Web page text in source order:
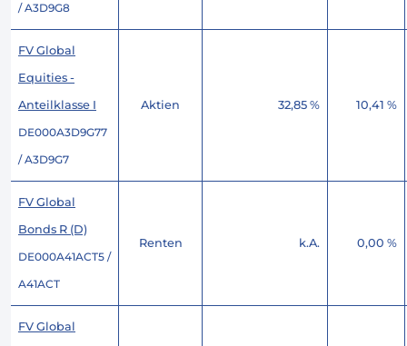
/ A3D9G8
FV Global
Equities -
Anteilklasse I
DE000A3D9G77
/ A3D9G7
Aktien 32,85 % 10,41 %
FV Global
Bonds R (D)
DE000A41ACT5 /
A41ACT
Renten k.A. 0,00 %
FV Global